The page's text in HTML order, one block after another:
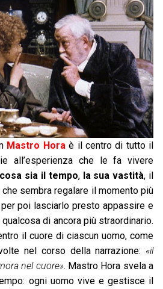
Mastro Horaè il centro di tutto il
all’esperienza che le fa vivere
sia il tempo, la sua vastità, il
sembra regalare il momento più
poi lasciarlo presto appassire e
di ancora più straordinario.
il cuore di ciascun uomo, come
nel corso della narrazione: «il
nel cuore». Mastro Hora svela a
ogni uomo vive e gestisce il